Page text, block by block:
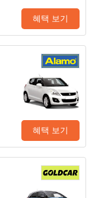
혜택 보기
혜택 보기